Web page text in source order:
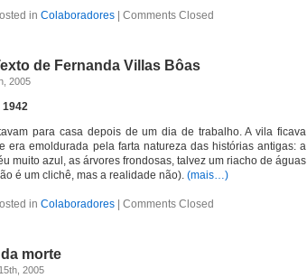
in Colaboradores Comments Closed
de Fernanda Villas Bôas
2005
1942
para casa depois de um dia de trabalho. A vila ficava
era emoldurada pela farta natureza das histórias antigas: a
muito azul, as árvores frondosas, talvez um riacho de águas
é um clichê, mas a realidade não). (mais…)
in Colaboradores Comments Closed
morte
2005